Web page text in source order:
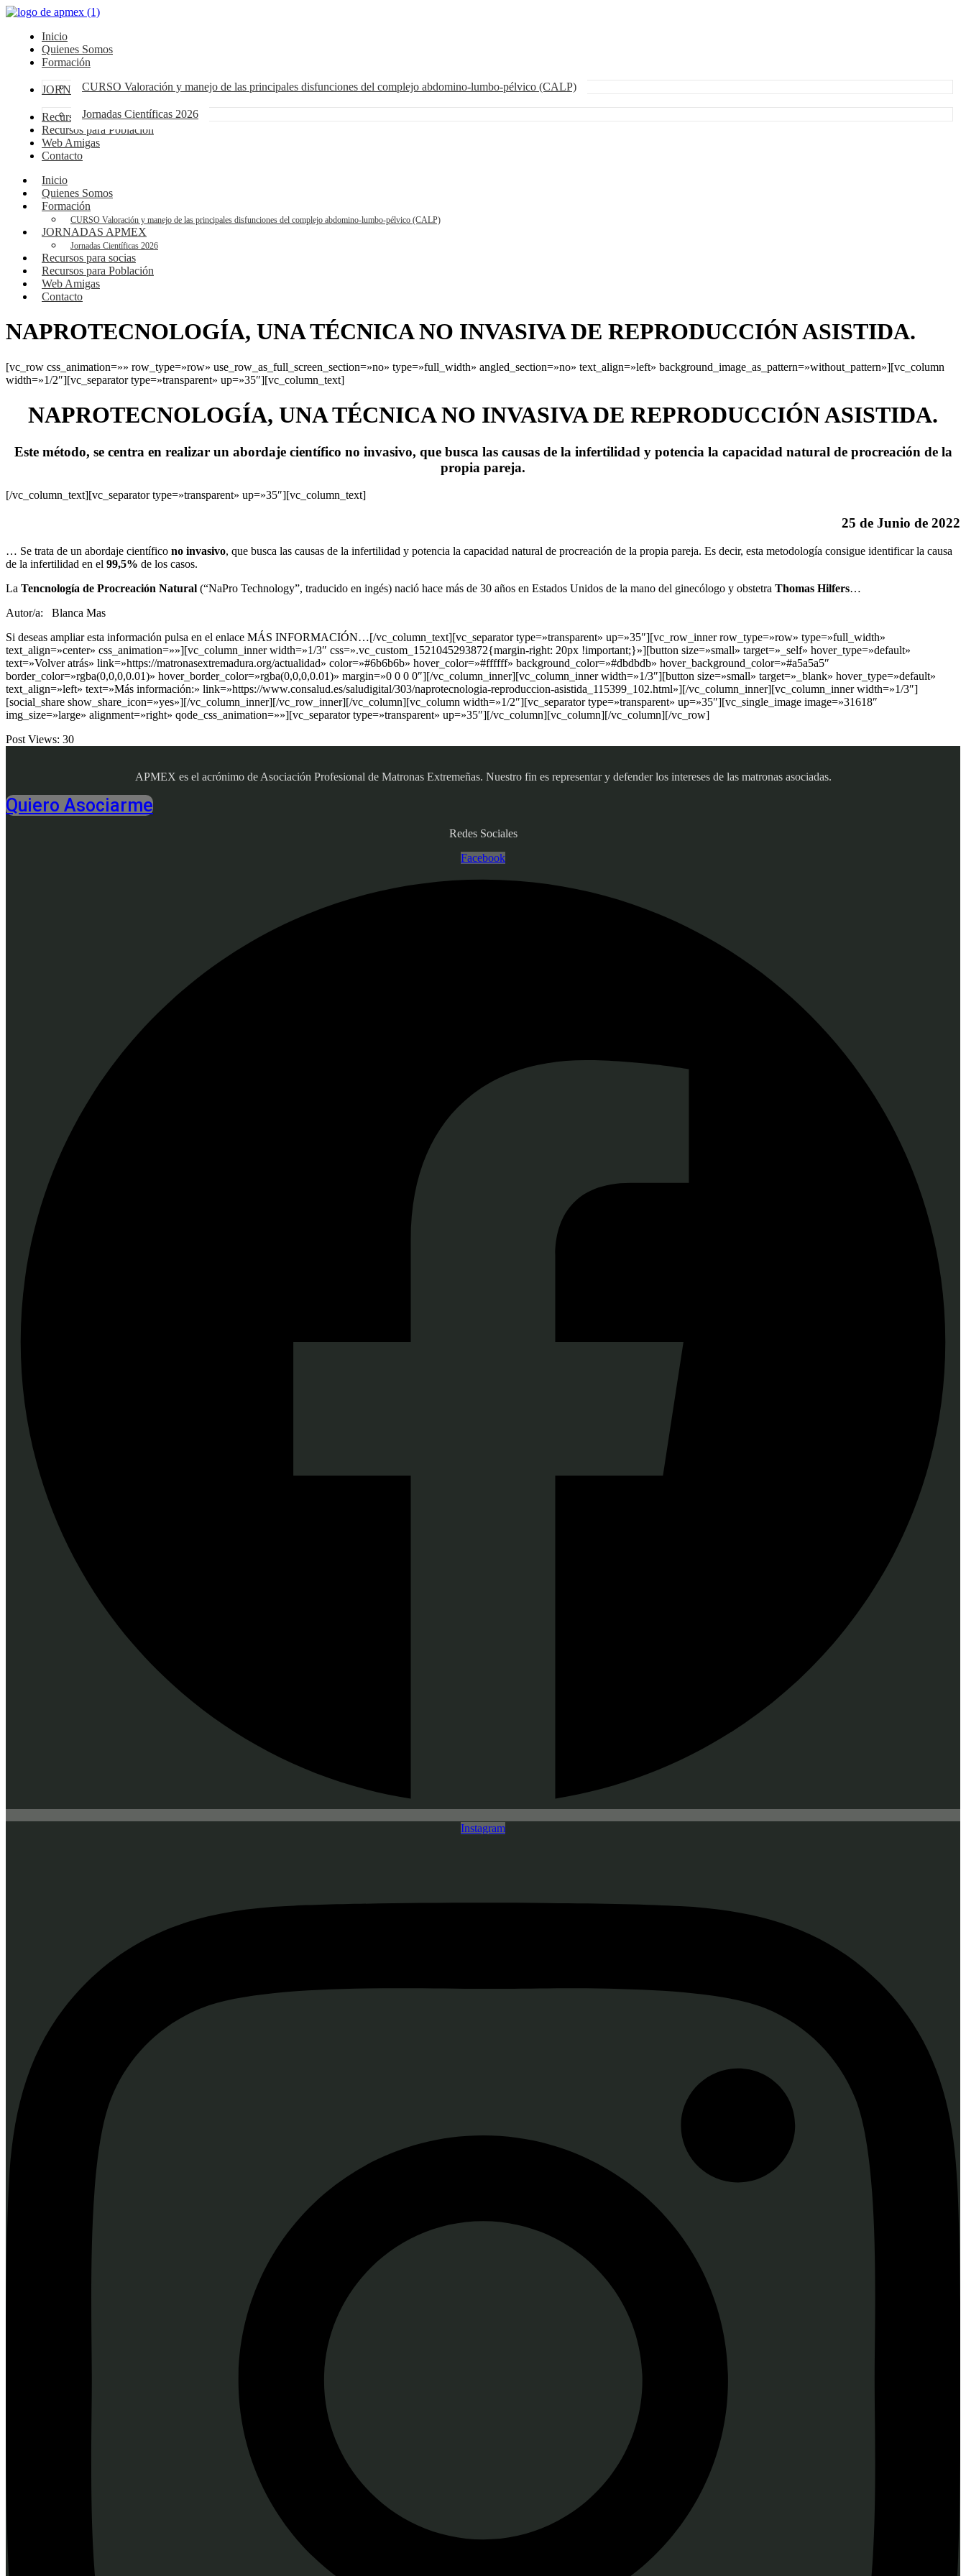
Inicio
Quienes Somos
Formación
CURSO Valoración y manejo de las principales disfunciones del complejo abdomino-lumbo-pélvico (CALP)
JORNADAS APMEX
Jornadas Científicas 2026
Recursos para socias
Recursos para Población
Web Amigas
Contacto
Inicio
Quienes Somos
Formación
CURSO Valoración y manejo de las principales disfunciones del complejo abdomino-lumbo-pélvico (CALP)
JORNADAS APMEX
Jornadas Científicas 2026
Recursos para socias
Recursos para Población
Web Amigas
Contacto
NAPROTECNOLOGÍA, UNA TÉCNICA NO INVASIVA DE REPRODUCCIÓN ASISTIDA.
[vc_row css_animation=»» row_type=»row» use_row_as_full_screen_section=»no» type=»full_width» angled_section=»no» text_align=»left» background_image_as_pattern=»without_pattern»][vc_column
width=»1/2″][vc_separator type=»transparent» up=»35″][vc_column_text]
NAPROTECNOLOGÍA, UNA TÉCNICA NO INVASIVA DE REPRODUCCIÓN ASISTIDA.
Este método, se centra en realizar un abordaje científico no invasivo, que busca las causas de la infertilidad y potencia la capacidad natural de procreación de la
propia pareja.
[/vc_column_text][vc_separator type=»transparent» up=»35″][vc_column_text]
25 de Junio de 2022
… Se trata de un abordaje científico no invasivo, que busca las causas de la infertilidad y potencia la capacidad natural de procreación de la propia pareja. Es decir, esta metodología consigue identificar la causa
de la infertilidad en el 99,5% de los casos.
La Tencnología de Procreación Natural (“NaPro Technology”, traducido en ingés) nació hace más de 30 años en Estados Unidos de la mano del ginecólogo y obstetra Thomas Hilfers…
Autor/a: Blanca Mas
Si deseas ampliar esta información pulsa en el enlace MÁS INFORMACIÓN…[/vc_column_text][vc_separator type=»transparent» up=»35″][vc_row_inner row_type=»row» type=»full_width»
text_align=»center» css_animation=»»][vc_column_inner width=»1/3″ css=».vc_custom_1521045293872{margin-right: 20px !important;}»][button size=»small» target=»_self» hover_type=»default»
text=»Volver atrás» link=»https://matronasextremadura.org/actualidad» color=»#6b6b6b» hover_color=»#ffffff» background_color=»#dbdbdb» hover_background_color=»#a5a5a5″
border_color=»rgba(0,0,0,0.01)» hover_border_color=»rgba(0,0,0,0.01)» margin=»0 0 0 0″][/vc_column_inner][vc_column_inner width=»1/3″][button size=»small» target=»_blank» hover_type=»default»
text_align=»left» text=»Más información:» link=»https://www.consalud.es/saludigital/303/naprotecnologia-reproduccion-asistida_115399_102.html»][/vc_column_inner][vc_column_inner width=»1/3″]
[social_share show_share_icon=»yes»][/vc_column_inner][/vc_row_inner][/vc_column][vc_column width=»1/2″][vc_separator type=»transparent» up=»35″][vc_single_image image=»31618″
img_size=»large» alignment=»right» qode_css_animation=»»][vc_separator type=»transparent» up=»35″][/vc_column][vc_column][/vc_column][/vc_row]
Post Views: 30
APMEX es el acrónimo de Asociación Profesional de Matronas Extremeñas. Nuestro fin es representar y defender los intereses de las matronas asociadas.
Quiero Asociarme
Redes Sociales
Facebook
Instagram